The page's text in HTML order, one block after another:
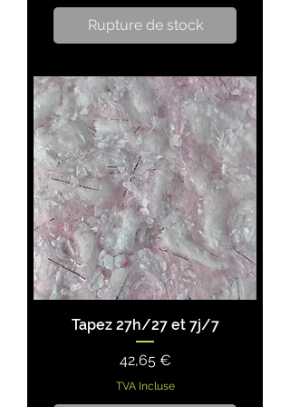
Rupture de stock
Tapez 27h/27 et 7j/7
Prix
42,65 €
TVA Incluse